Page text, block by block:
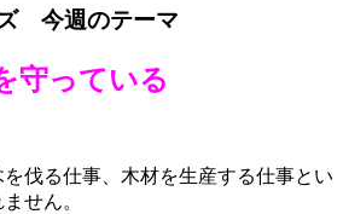
今週のテーマ
守っている
伐る仕事、木材を生産する仕事とい
せん。